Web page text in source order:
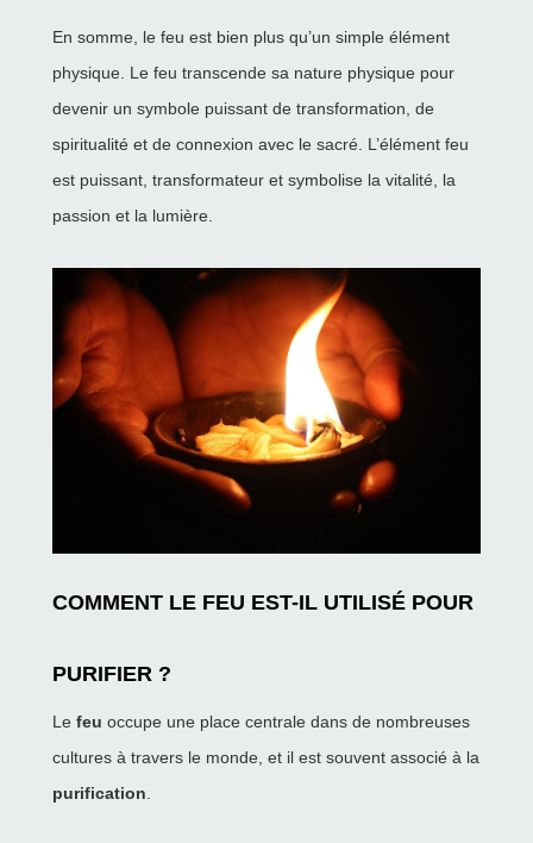
En somme, le feu est bien plus qu’un simple élément
physique. Le feu transcende sa nature physique pour
devenir un symbole puissant de transformation, de
spiritualité et de connexion avec le sacré. L’élément feu
est puissant, transformateur et symbolise la vitalité, la
passion et la lumière.
COMMENT LE FEU EST-IL UTILISÉ POUR
PURIFIER ?
Le feu occupe une place centrale dans de nombreuses
cultures à travers le monde, et il est souvent associé à la
purification